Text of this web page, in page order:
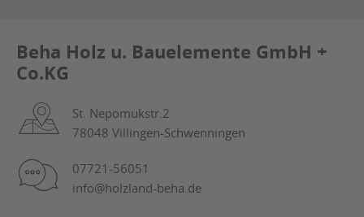
Beha Holz u. Bauelemente GmbH +
Co.KG
St. Nepomukstr.2
78048 Villingen-Schwenningen
07721-56051
info@holzland-beha.de